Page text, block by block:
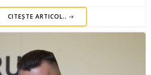
CITEȘTE ARTICOL..